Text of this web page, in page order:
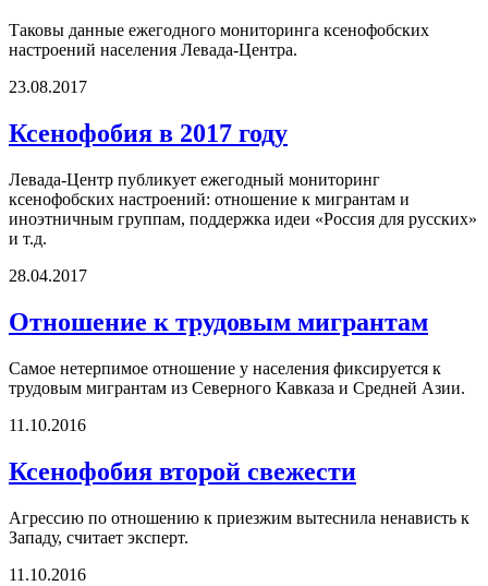
Таковы данные ежегодного мониторинга ксенофобских
настроений населения Левада-Центра.
23.08.2017
Ксенофобия в 2017 году
Левада-Центр публикует ежегодный мониторинг
ксенофобских настроений: отношение к мигрантам и
иноэтничным группам, поддержка идеи «Россия для русских»
и т.д.
28.04.2017
Отношение к трудовым мигрантам
Самое нетерпимое отношение у населения фиксируется к
трудовым мигрантам из Северного Кавказа и Средней Азии.
11.10.2016
Ксенофобия второй свежести
Агрессию по отношению к приезжим вытеснила ненависть к
Западу, считает эксперт.
11.10.2016